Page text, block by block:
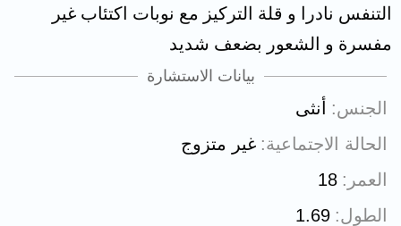
التنفس نادرا و قلة التركيز مع نوبات اكتئاب غير
مفسرة و الشعور بضعف شديد
بيانات الاستشارة
الجنس
أنثى
الحالة الاجتماعية غير متزوج
العمر
18
الطول 1.69